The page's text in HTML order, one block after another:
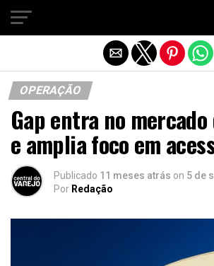
OPERAÇÃO
Gap entra no mercado
e amplia foco em
Publicado 11 meses atrás on 5 de
Por Redação